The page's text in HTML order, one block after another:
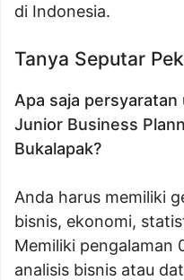
di Indonesia.
Tanya Seputar
Apa saja
Junior Business
Bukalapak?
Anda harus memiliki
bisnis, ekonomi,
Memiliki pengalaman
analisis bisnis atau